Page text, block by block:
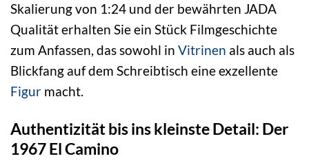
Skalierung von 1:24 und der bewährten JADA
Qualität erhalten Sie ein Stück Filmgeschichte
zum Anfassen, das sowohl in Vitrinen als auch als
Blickfang auf dem Schreibtisch eine exzellente
Figur macht.
Authentizität bis ins kleinste Detail: Der
1967 El Camino